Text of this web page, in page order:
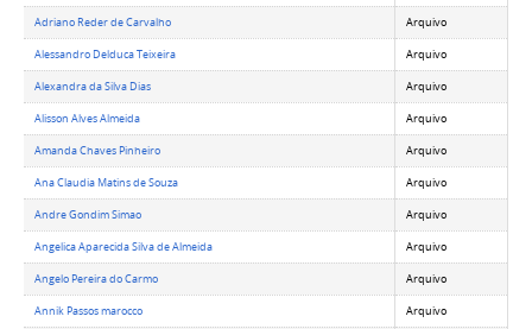
Adriano Reder de Carvalho Arquivo
Alessandro Delduca Teixeira Arquivo
Alexandra da Silva Dias Arquivo
Alisson Alves Almeida Arquivo
Amanda Chaves Pinheiro Arquivo
Ana Claudia Matins de Souza Arquivo
Andre Gondim Simao Arquivo
Angelica Aparecida Silva de Almeida Arquivo
Angelo Pereira do Carmo Arquivo
Annik Passos marocco Arquivo